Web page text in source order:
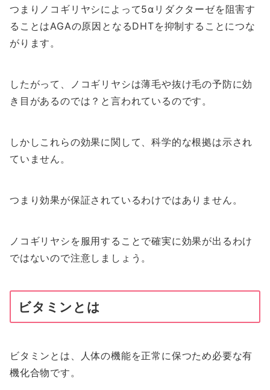
つまりノコギリヤシによって5αリダクターゼを阻害す
ることはAGAの原因となるDHTを抑制することにつな
がります。
したがって、ノコギリヤシは薄毛や抜け毛の予防に効
き目があるのでは？と言われているのです。
しかしこれらの効果に関して、科学的な根拠は示され
ていません。
つまり効果が保証されているわけではありません。
ノコギリヤシを服用することで確実に効果が出るわけ
ではないので注意しましょう。
ビタミンとは
ビタミンとは、人体の機能を正常に保つため必要な有
機化合物です。